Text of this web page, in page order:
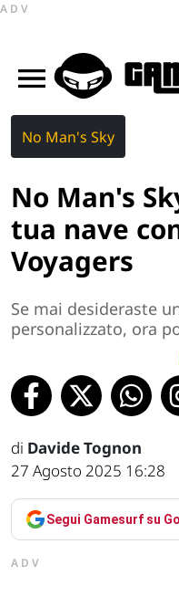
ADV
No Man's Sky
No Man's
tua nave
Voyagers
Se mai desideraste
personalizzato, ora
di Davide Tognon
27 Agosto 2025 16:28
Segui Gamesurf su
ADV